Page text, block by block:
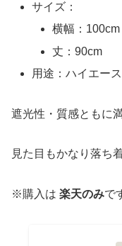
サイズ：
横幅：100cm
丈：90cm
用途：ハイエー
遮光性・質感ともに
見た目もかなり落ち
※購入は 楽天のみで